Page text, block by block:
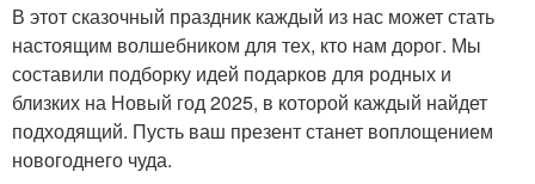
В этот сказочный праздник каждый из нас может стать
настоящим волшебником для тех, кто нам дорог. Мы
составили подборку идей подарков для родных и
близких на Новый год 2025, в которой каждый найдет
подходящий. Пусть ваш презент станет воплощением
новогоднего чуда.